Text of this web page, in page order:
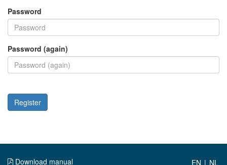
Password
Password (again)
Register
|
Download manual